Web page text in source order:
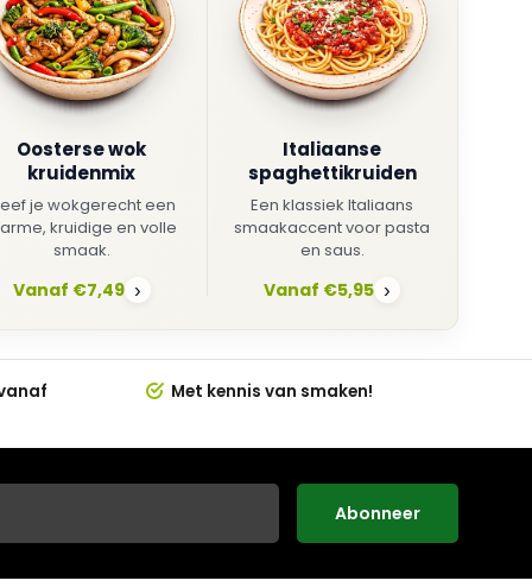
Oosterse wok
kruidenmix
je wokgerecht een
kruidige en volle
smaak.
Vanaf €7,49 ›
Italiaanse
spaghettikruiden
Een klassiek Italiaans
smaakaccent voor pasta
en saus.
Vanaf €5,95 ›
Met kennis van smaken!
Abonneer